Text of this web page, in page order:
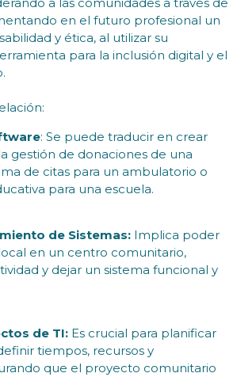
a las comunidades a través de
en el futuro profesional un
y ética, al utilizar su
para la inclusión digital y el
: Se puede traducir en crear
gestión de donaciones de una
de citas para un ambulatorio o
para una escuela.
de Sistemas: Implica poder
en un centro comunitario,
y dejar un sistema funcional y
de TI: Es crucial para planificar
tiempos, recursos y
que el proyecto comunitario